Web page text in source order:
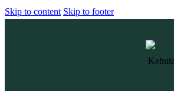
Skip to content Skip to footer